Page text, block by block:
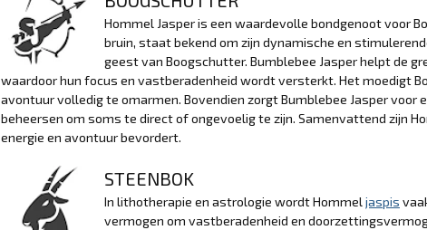
Hommel Jasper is een waardevolle bondgenoot voor
bruin, staat bekend om zijn dynamische en
geest van Boogschutter. Bumblebee Jasper helpt de
waardoor hun focus en vastberadenheid wordt versterkt. Het moedigt
avontuur volledig te omarmen. Bovendien zorgt Bumblebee Jasper
beheersen om soms te direct of ongevoelig te zijn. Samenvattend zijn
energie en avontuur bevordert.
STEENBOK
In lithotherapie en astrologie wordt Hommeljaspis
vermogen om vastberadenheid en